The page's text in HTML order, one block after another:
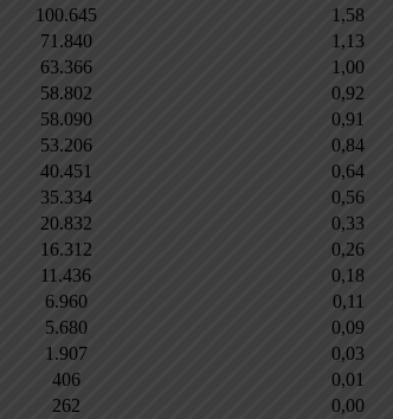
100.645
1,58
71.840
1,13
63.366
1,00
58.802
0,92
58.090
0,91
53.206
0,84
40.451
0,64
35.334
0,56
20.832
0,33
16.312
0,26
11.436
0,18
6.960
0,11
5.680
0,09
1.907
0,03
406
0,01
262 0,00